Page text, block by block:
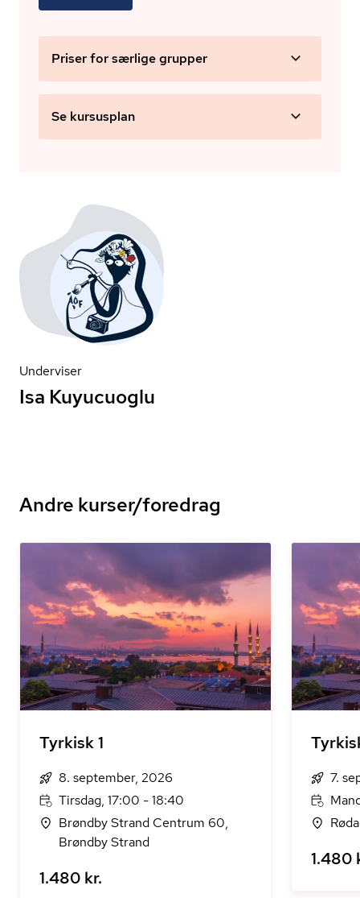
Priser for særlige grupper
Se kursusplan
Underviser
Isa Kuyucuoglu
Andre kurser/foredrag
Tyrkisk 1
8. september, 2026
Tirsdag, 17:00 - 18:40
Brøndby Strand Centrum 60,
Brøndby Strand
1.480 kr.
7.
1.480